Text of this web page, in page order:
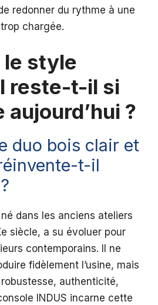
redonner du rythme à une
chargée.
le style
reste-t-il si
aujourd’hui ?
duo bois clair et
t-il
dans les anciens ateliers
siècle, a su évoluer pour
contemporains. Il ne
fidèlement l’usine, mais
robustesse, authenticité,
INDUS incarne cette